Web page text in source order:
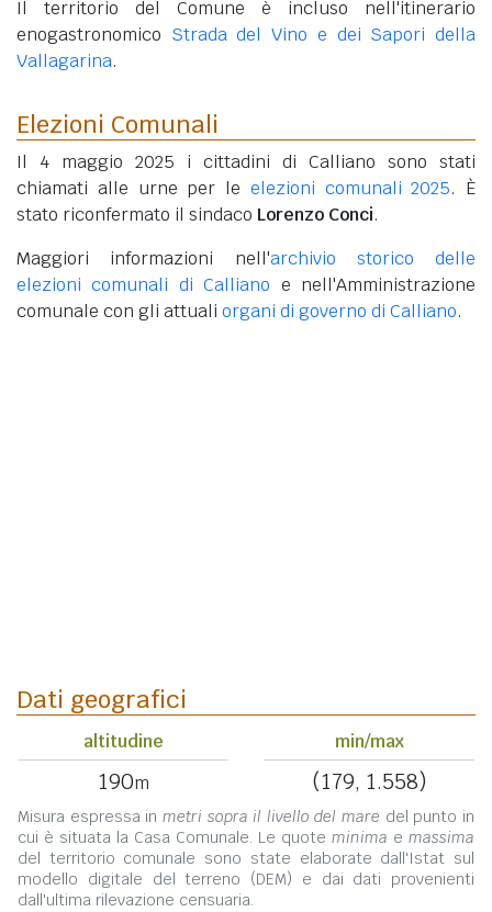
Il territorio del Comune è incluso nell'itinerario
enogastronomico Strada del Vino e dei Sapori della
Vallagarina.
Elezioni Comunali
Il 4 maggio 2025 i cittadini di Calliano sono stati
chiamati alle urne per le elezioni comunali 2025. È
stato riconfermato il sindaco Lorenzo Conci.
Maggiori informazioni nell'archivio storico delle
elezioni comunali di Calliano e nell'Amministrazione
comunale con gli attuali organi di governo di Calliano.
Dati geografici
altitudine
190m
min/max
(179, 1.558)
Misura espressa in metri sopra il livello del mare del punto in
cui è situata la Casa Comunale. Le quote minima e massima
del territorio comunale sono state elaborate dall'Istat sul
modello digitale del terreno (DEM) e dai dati provenienti
dall'ultima rilevazione censuaria.